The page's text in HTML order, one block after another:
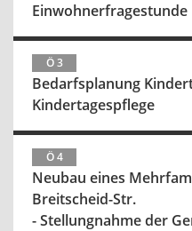
Einwohnerfragestunde
Ö 3
Bedarfsplanung
Kindertagespflege
Ö 4
Neubau eines
Breitscheid-Str.
- Stellungnahme der